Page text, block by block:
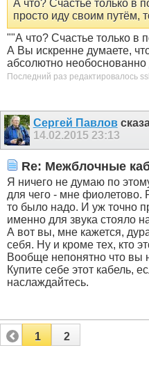
А что? Счастье только в
просто иду своим путём,
""А что? Счастье только в
А Вы искренне думаете,
абсолютно
Последний раз редактировалось
Сергей Павлов
14.02.2015 23:13
Re: Межблочные
Я ничего не думаю по
для чего - мне фиолетово.
то было надо. И уж точно
именно для звука стояло
А вот вы, мне кажется,
себя. Ну и кроме тех, кто
Вообще непонятно что вы
Купите себе этот кабель,
наслаждайтесь.
1 2